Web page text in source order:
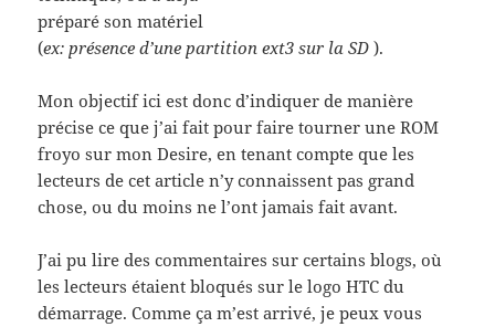
préparé son matériel
(ex: présence d’une partition ext3 sur la SD ).
Mon objectif ici est donc d’indiquer de manière
précise ce que j’ai fait pour faire tourner une ROM
froyo sur mon Desire, en tenant compte que les
lecteurs de cet article n’y connaissent pas grand
chose, ou du moins ne l’ont jamais fait avant.
J’ai pu lire des commentaires sur certains blogs, où
les lecteurs étaient bloqués sur le logo HTC du
démarrage. Comme ça m’est arrivé, je peux vous